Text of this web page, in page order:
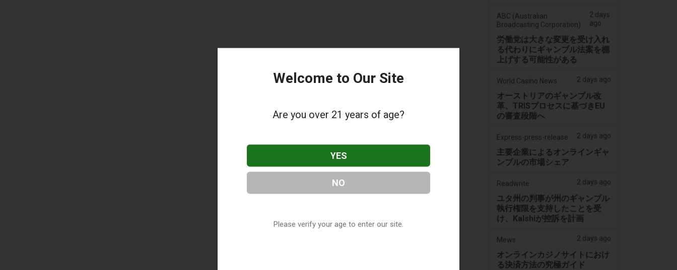
ABC (Australian
Broadcasting Corporation)
2 days
ago
労働党は大きな変更を受け入れ
る代わりにギャンブル法案を棚
上げする可能性がある
World Casino News 2 days ago
オーストリアのギャンブル改
革、TRISプロセスに基づきEU
の審査段階へ
Express-press-release 2 days ago
主要企業によるオンラインギャ
ンブルの市場シェア
Readwrite 2 days ago
ユタ州の判事が州のギャンブル
執行権限を支持したことを受
け、Kalshiが控訴を計画
Mews 2 days ago
オンラインカジノサイトにおけ
る決済方法の究極ガイド
Welcome to Our Site
Are you over 21 years of age?
YES
NO
Please verify your age to enter our site.